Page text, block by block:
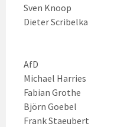
Sven Knoop
Dieter Scribelka
AfD
Michael Harries
Fabian Grothe
Björn Goebel
Frank Staeubert